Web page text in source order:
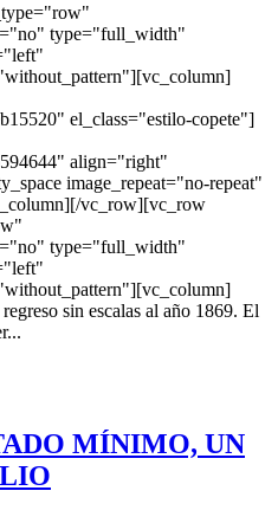
type="full_width"
el_class="estilo-copete"]
align="right"
image_repeat="no-repeat"
vc_row][vc_row
type="full_width"
sin escalas al año 1869. El
MÍNIMO, UN